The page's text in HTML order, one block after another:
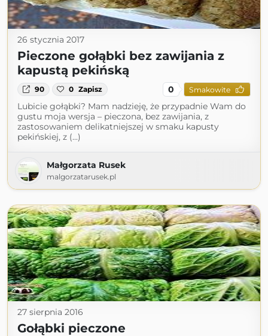
26 stycznia 2017
Pieczone gołąbki bez zawijania z
kapustą pekińską
90 0 Zapisz 0 Smakowite
Lubicie gołąbki? Mam nadzieję, że przypadnie Wam do
gustu moja wersja – pieczona, bez zawijania, z
zastosowaniem delikatniejszej w smaku kapusty
pekińskiej, z (...)
Małgorzata Rusek
malgorzatarusek.pl
27 sierpnia 2016
Gołąbki pieczone